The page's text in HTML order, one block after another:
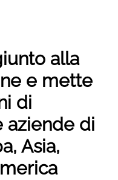
alla
e mette
di
aziende di
Asia,